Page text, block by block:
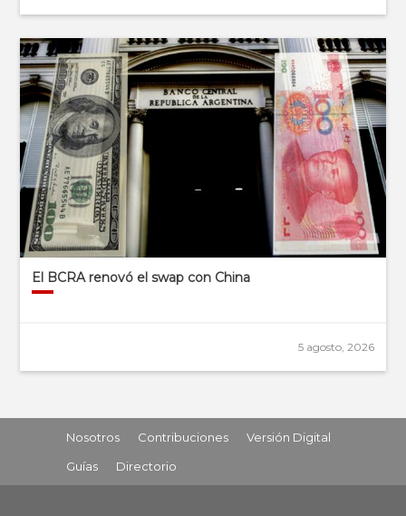
El BCRA renovó el swap con China
5 agosto, 2026
Nosotros Contribuciones
Versión Digital
Guías
Directorio